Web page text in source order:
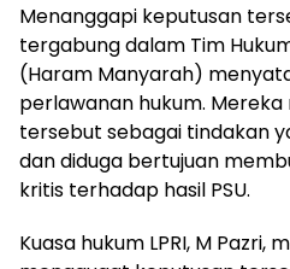
Menanggapi keputusan
tergabung dalam Tim
(Haram Manyarah)
perlawanan hukum.
tersebut sebagai tindakan
dan diduga bertujuan
kritis terhadap hasil PSU.
Kuasa hukum LPRI, M